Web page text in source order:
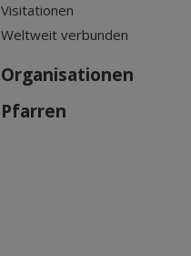
Visitationen
Weltweit verbunden
Organisationen
Pfarren